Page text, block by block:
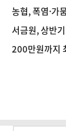
농협, 폭염·가
서금원, 상반
200만원까지